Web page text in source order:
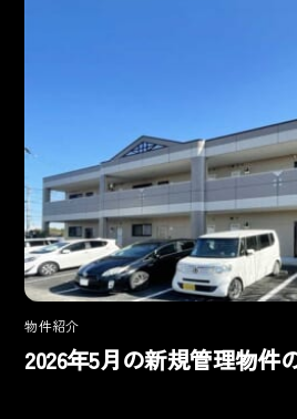
物件紹介
2026年5月の新規管理物件